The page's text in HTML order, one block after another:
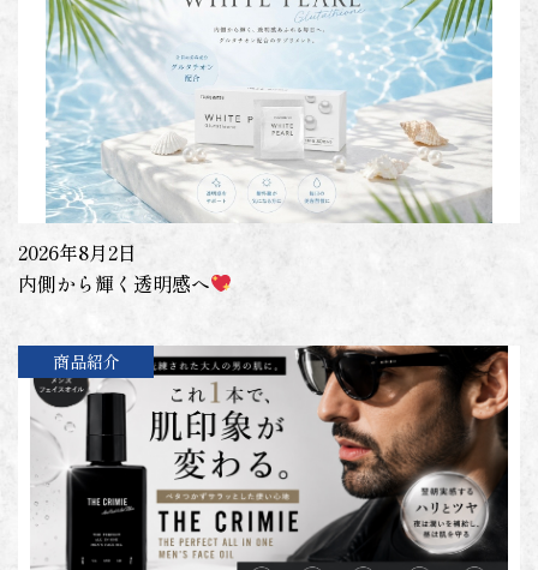
2026年8月2日
内側から輝く透明感へ
商品紹介